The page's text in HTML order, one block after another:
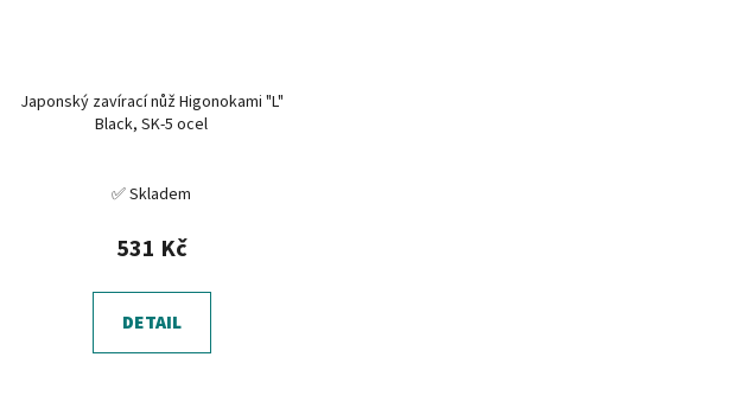
Japonský zavírací nůž Higonokami "L"
Black, SK-5 ocel
✅ Skladem
531 Kč
DETAIL